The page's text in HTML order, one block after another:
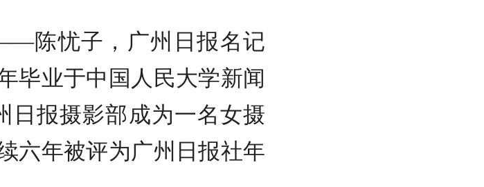
陈忧子，广州日报名记
毕业于中国人民大学新闻
日报摄影部成为一名女摄
六年被评为广州日报社年